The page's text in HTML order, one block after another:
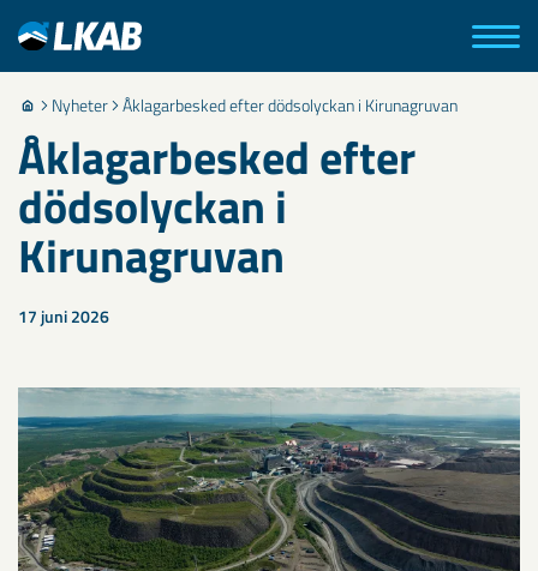
Nyheter Åklagarbesked efter dödsolyckan i Kirunagruvan
Åklagarbesked efter
dödsolyckan i
Kirunagruvan
17 juni 2026